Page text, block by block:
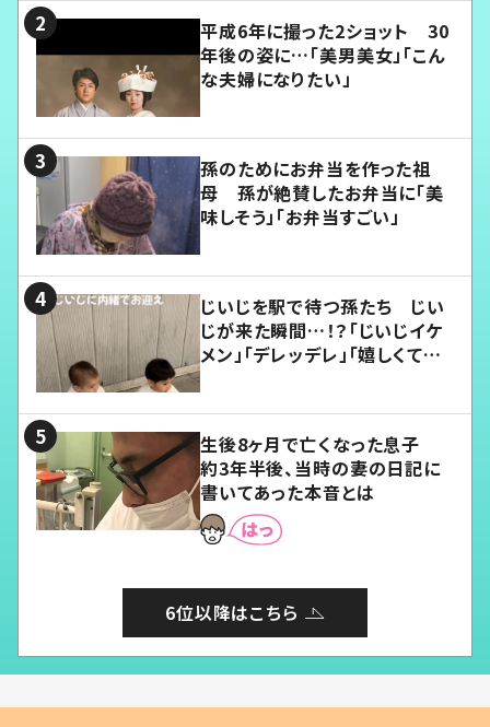
平成6年に撮った2ショット 30
年後の姿に…「美男美女」「こん
な夫婦になりたい」
孫のためにお弁当を作った祖
母 孫が絶賛したお弁当に「美
味しそう」「お弁当すごい」
じいじを駅で待つ孫たち じい
じが来た瞬間…！？「じいじイケ
メン」「デレッデレ」「嬉しくて可
生後8ヶ月で亡くなった息子
約3年半後、当時の妻の日記に
書いてあった本音とは
6位以降はこちら